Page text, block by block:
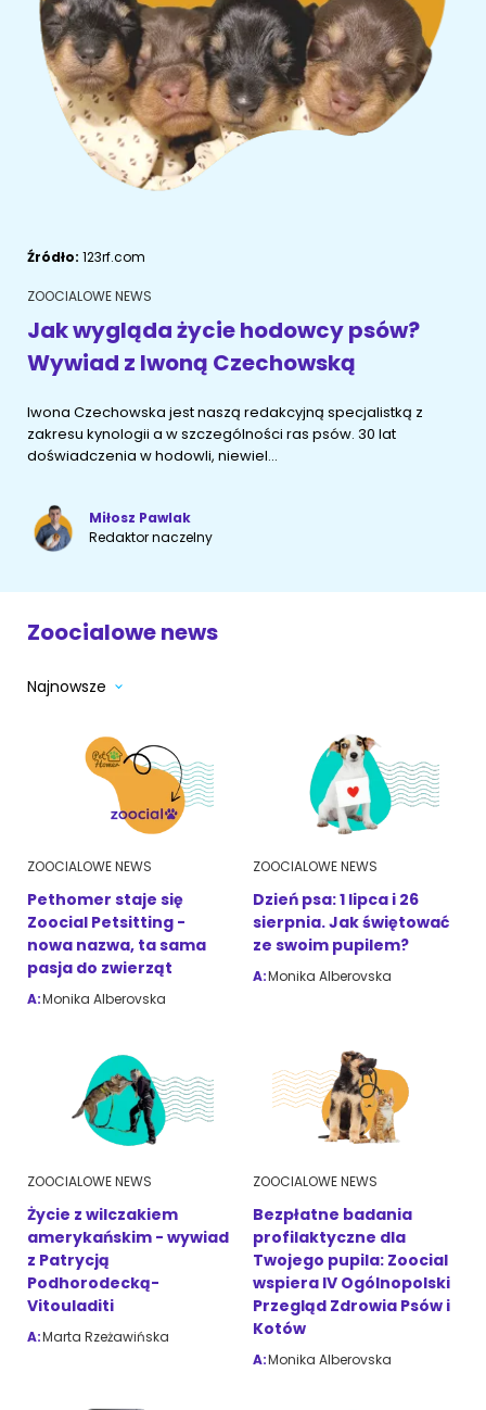
Porady żywieniowe
Przysmaki i suplementy
SZKOLENIE PSÓW
Szkolenie
MAM PSA
Życie z psem
Akcesoria dla psa
Golden retriever
Buldog francuski
Owczarek niemiecki
Wyszukiwarka ras psów
Przyjazne miejsca Adopcje
Karma
Porady żywieniowe
Przysmaki i suplementy
Zrozumieć kota
Mały kotek w domu
Życie z kotem
Szkolenie
Akcesoria dla kota
RASY KOTÓW
Kot syberyjski
Kot perski
Kot rosyjski niebieski
KONIE
RYBKI AKWARIOWE
OPIEKA DZIENNA
Znajdź petsittera
Źródło: 123rf.com
ZOOCIALOWE NEWS
Jak wygląda życie hodowcy psów?
Wywiad z Iwoną Czechowską
Iwona Czechowska jest naszą redakcyjną specjalistką z
zakresu kynologii a w szczególności ras psów. 30 lat
doświadczenia w hodowli, niewiel...
Miłosz Pawlak
Redaktor naczelny
Zoocialowe news
Najnowsze
ZOOCIALOWE NEWS
Pethomer staje się
Zoocial Petsitting -
nowa nazwa, ta sama
pasja do zwierząt
A:Monika Alberovska
ZOOCIALOWE NEWS
Dzień psa: 1 lipca i 26
sierpnia. Jak świętować
ze swoim pupilem?
A:Monika Alberovska
ZOOCIALOWE NEWS
Życie z wilczakiem
amerykańskim - wywiad
z Patrycją
Podhorodecką-
Vitouladiti
A:Marta Rzeżawińska
ZOOCIALOWE NEWS
Bezpłatne badania
profilaktyczne dla
Twojego pupila: Zoocial
wspiera IV Ogólnopolski
Przegląd Zdrowia Psów i
Kotów
A:Monika Alberovska